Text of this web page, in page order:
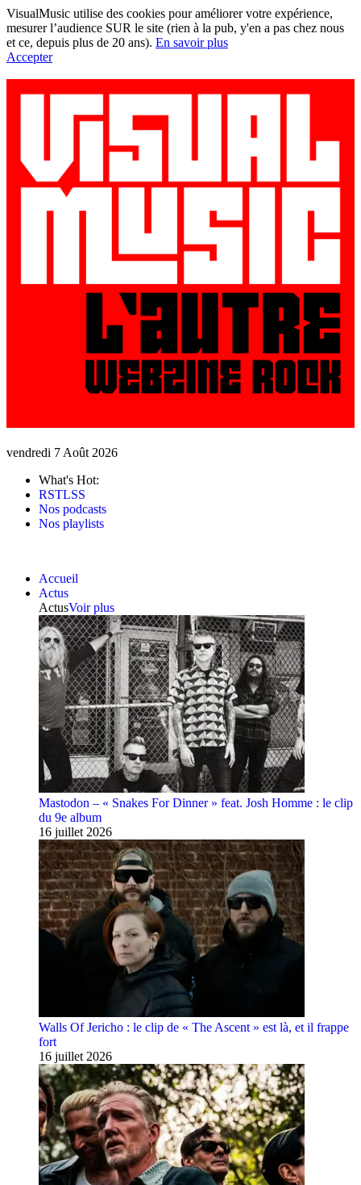
VisualMusic utilise des cookies pour améliorer votre expérience,
mesurer l’audience SUR le site (rien à la pub, y'en a pas chez nous
et ce, depuis plus de 20 ans). En savoir plus
Accepter
vendredi 7 Août 2026
What's Hot:
RSTLSS
Nos podcasts
Nos playlists
Accueil
Actus
ActusVoir plus
Mastodon – « Snakes For Dinner » feat. Josh Homme : le clip
du 9e album
16 juillet 2026
Walls Of Jericho : le clip de « The Ascent » est là, et il frappe
fort
16 juillet 2026